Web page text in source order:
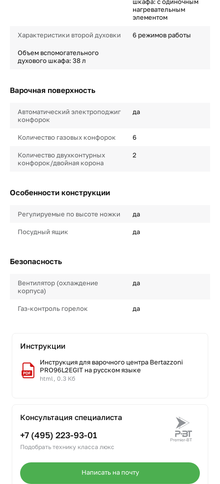
шкафа: с одиночным
нагревательным
элементом
Характеристики второй духовки 6 режимов работы
Объем вспомогательного
духового шкафа: 38 л
Варочная поверхность
Автоматический электроподжиг
конфорок
да
Количество газовых конфорок 6
Количество двухконтурных
конфорок/двойная корона
2
Особенности конструкции
Регулируемые по высоте ножки да
Посудный ящик да
Безопасность
Вентилятор (охлаждение
корпуса)
да
Газ-контроль горелок да
Инструкции
Инструкция для варочного центра Bertazzoni
PRO96L2EGIT на русском языке
html, 0.3 Кб
Консультация специалиста
+7 (495) 223-93-01
Подобрать технику класса люкс
Написать на почту